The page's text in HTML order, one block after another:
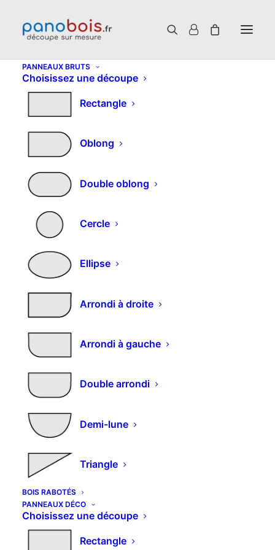
PANNEAUX BRUTS
Choisissez une découpe
Rectangle
Oblong
Double oblong
Cercle
Ellipse
Arrondi à droite
Arrondi à gauche
Double arrondi
Demi-lune
Triangle
BOIS RABOTÉS
PANNEAUX DÉCO
Choisissez une découpe
Rectangle
Champlat MDF prépeint
blanc
1,53 – 3,98€Plage
prix :
3,98€
le mètre linéaire
Photos non contractuelles.
Selectionnez vos options et
entrez vos mesures
Choisissez la section